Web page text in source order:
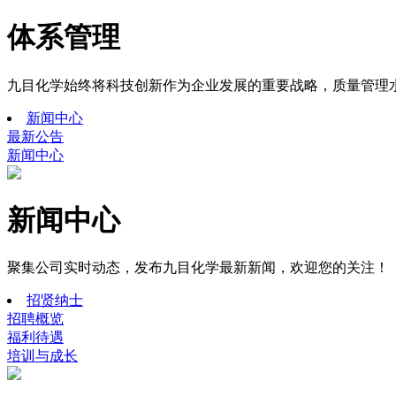
体系管理
九目化学始终将科技创新作为企业发展的重要战略，质量管理
新闻中心
最新公告
新闻中心
新闻中心
聚集公司实时动态，发布九目化学最新新闻，欢迎您的关注！
招贤纳士
招聘概览
福利待遇
培训与成长